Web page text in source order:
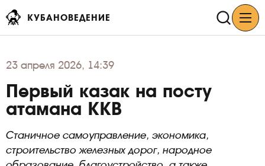
КУБАНОВЕДЕНИЕ
23 апреля 2026, 14:39
Первый казак на посту
атамана ККВ
Станичное самоуправление, экономика,
строительство железных дорог, народное